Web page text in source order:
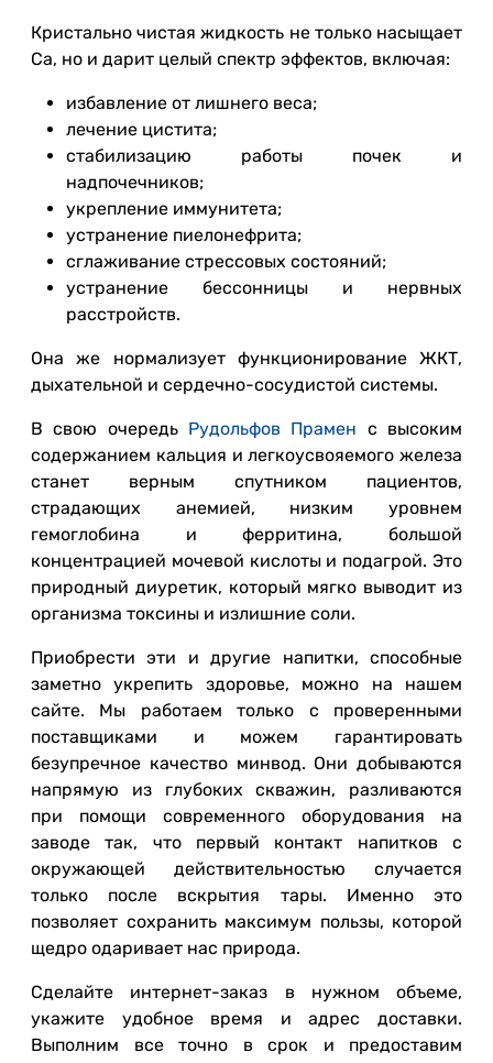
Кристально чистая жидкость не только насыщает
Ca, но и дарит целый спектр эффектов, включая:
избавление от лишнего веса;
лечение цистита;
стабилизацию работы почек и
надпочечников;
укрепление иммунитета;
устранение пиелонефрита;
сглаживание стрессовых состояний;
устранение бессонницы и нервных
расстройств.
Она же нормализует функционирование ЖКТ,
дыхательной и сердечно-сосудистой системы.
В свою очередь Рудольфов Прамен с высоким
содержанием кальция и легкоусвояемого железа
станет верным спутником пациентов,
страдающих анемией, низким уровнем
гемоглобина и ферритина, большой
концентрацией мочевой кислоты и подагрой. Это
природный диуретик, который мягко выводит из
организма токсины и излишние соли.
Приобрести эти и другие напитки, способные
заметно укрепить здоровье, можно на нашем
сайте. Мы работаем только с проверенными
поставщиками и можем гарантировать
безупречное качество минвод. Они добываются
напрямую из глубоких скважин, разливаются
при помощи современного оборудования на
заводе так, что первый контакт напитков с
окружающей действительностью случается
только после вскрытия тары. Именно это
позволяет сохранить максимум пользы, которой
щедро одаривает нас природа.
Сделайте интернет-заказ в нужном объеме,
укажите удобное время и адрес доставки.
Выполним все точно в срок и предоставим